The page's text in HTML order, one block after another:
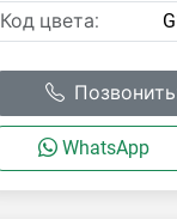
Код цвета:
WhatsApp